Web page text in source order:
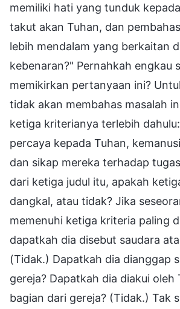
memiliki hati yang tunduk
takut akan Tuhan, dan
lebih mendalam yang berkaitan
kebenaran?" Pernahkah engkau
memikirkan pertanyaan ini?
tidak akan membahas masalah
ketiga kriterianya terlebih
percaya kepada Tuhan,
dan sikap mereka terhadap
dari ketiga judul itu, apakah
dangkal, atau tidak? Jika
memenuhi ketiga kriteria paling
dapatkah dia disebut saudara
(Tidak.) Dapatkah dia dianggap
gereja? Dapatkah dia diakui oleh
bagian dari gereja? (Tidak.) Tak